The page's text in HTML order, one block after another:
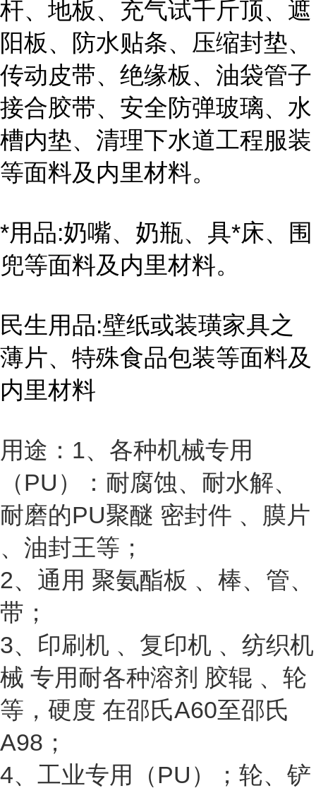
杆、地板、充气试千斤顶、遮
阳板、防水贴条、压缩封垫、
传动皮带、绝缘板、油袋管子
接合胶带、安全防弹玻璃、水
槽内垫、清理下水道工程服装
等面料及内里材料。
*用品:奶嘴、奶瓶、具*床、围
兜等面料及内里材料。
民生用品:壁纸或装璜家具之
薄片、特殊食品包装等面料及
内里材料
用途：1、各种机械专用
（PU）：耐腐蚀、耐水解、
耐磨的PU聚醚 密封件 、膜片
、油封王等；
2、通用 聚氨酯板 、棒、管、
带；
3、印刷机 、复印机 、纺织机
械 专用耐各种溶剂 胶辊 、轮
等，硬度 在邵氏A60至邵氏
A98；
4、工业专用（PU）；轮、铲